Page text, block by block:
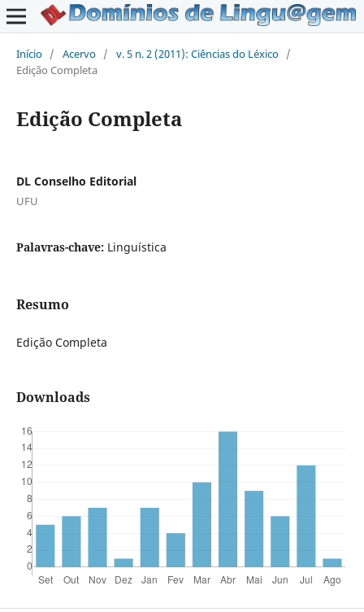
Início / Acervo / v. 5 n. 2 (2011): Ciências do Léxico /
Edição Completa
Edição Completa
DL Conselho Editorial
UFU
Palavras-chave: Linguística
Resumo
Edição Completa
Downloads